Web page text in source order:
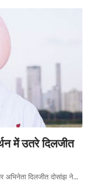
में उतरे दिलजीत
अभिनेता दिलजीत दोसांझ ने…